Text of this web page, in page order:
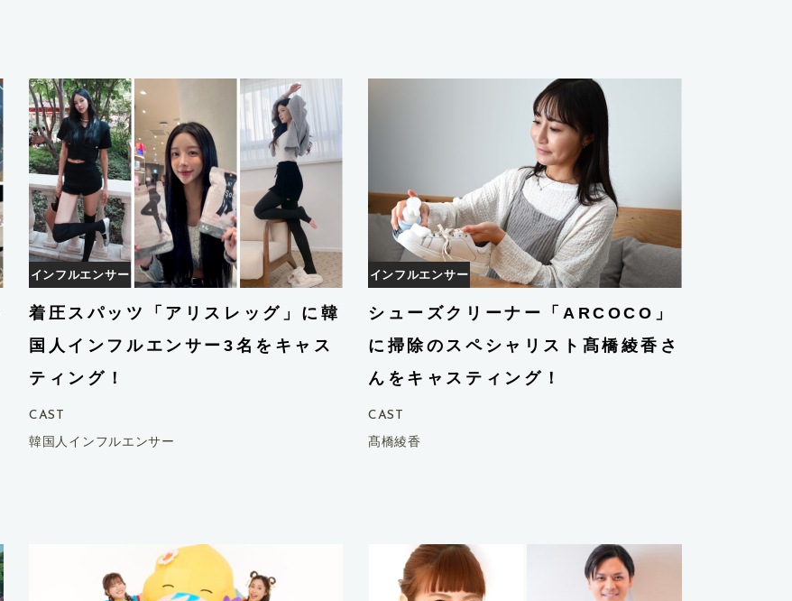
インフルエンサー
着圧スパッツ「アリスレッグ」に韓
国人インフルエンサー3名をキャス
ティング！
CAST
韓国人インフルエンサー
インフルエンサー
シューズクリーナー「ARCOCO」
に掃除のスペシャリスト髙橋綾香さ
んをキャスティング！
CAST
髙橋綾香